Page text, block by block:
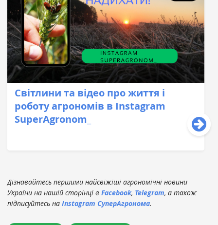
Світлини та відео про життя і
роботу агрономів в Instagram
SuperAgronom_
Дізнавайтесь першими найсвіжіші агрономічні новини
України на нашій сторінці в Facebook, Telegram, а також
підписуйтесь на Instagram СуперАгронома.